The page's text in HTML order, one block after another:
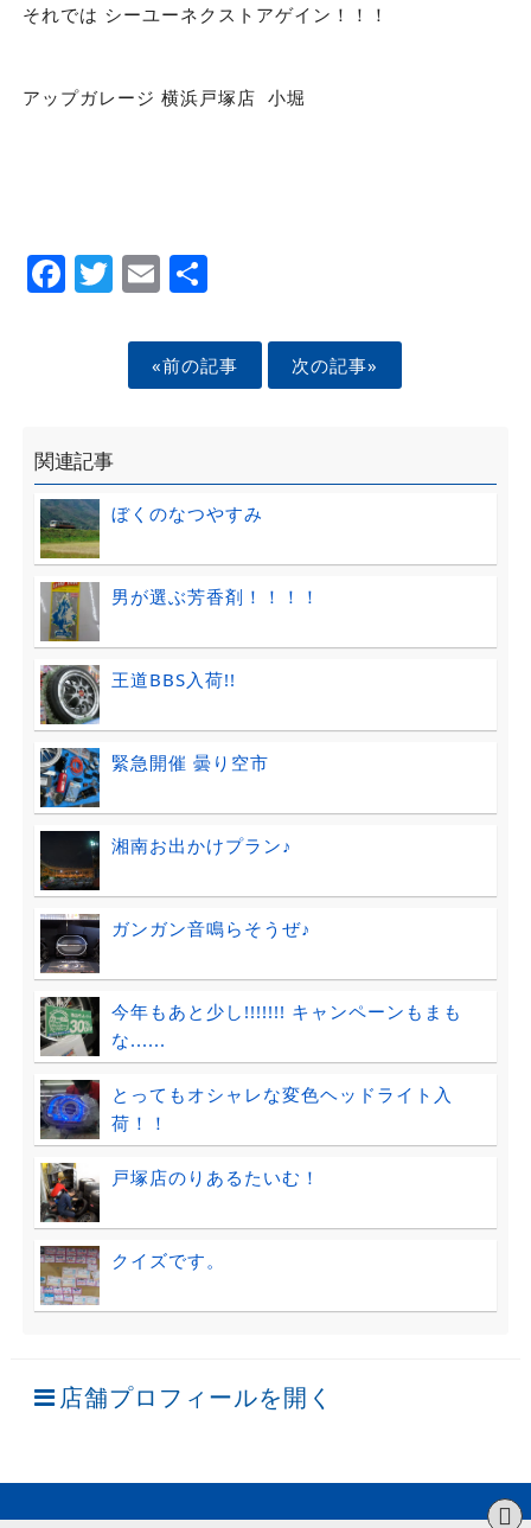
それでは シーユーネクストアゲイン！！！
アップガレージ 横浜戸塚店 小堀
Facebook
Twitter
EmailShare
«前の記事 次の記事»
関連記事
ぼくのなつやすみ
男が選ぶ芳香剤！！！！
王道BBS入荷!!
緊急開催 曇り空市
湘南お出かけプラン♪
ガンガン音鳴らそうぜ♪
今年もあと少し!!!!!!! キャンペーンもまも
な......
とってもオシャレな変色ヘッドライト入
荷！！
戸塚店のりあるたいむ！
クイズです。
店舗プロフィールを開く